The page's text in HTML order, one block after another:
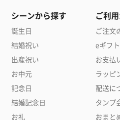
シーンから探す
誕生日
結婚祝い
出産祝い
お中元
記念日
結婚記念日
お礼
ご利
ご注文
eギフト
お支払
ラッピ
配送に
タンプ
おまと